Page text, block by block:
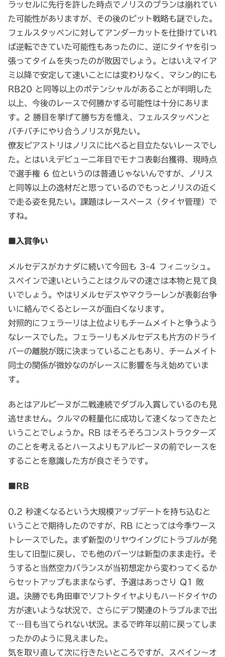
ラッセルに先行を許した時点でノリスのプランは崩れてい
た可能性がありますが、その後のピット戦略も謎でした。
フェルスタッペンに対してアンダーカットを仕掛けていれ
ば逆転できていた可能性もあったのに、逆にタイヤを引っ
張ってタイムを失ったのが敗因でしょう。とはいえマイア
ミ以降で安定して速いことには変わりなく、マシン的にも
RB20 と同等以上のポテンシャルがあることが判明した
以上、今後のレースで何勝かする可能性は十分にありま
す。2 勝目を挙げて勝ち方を憶え、フェルスタッペンと
バチバチにやり合うノリスが見たい。
僚友ピアストリはノリスに比べると目立たないレースでし
た。とはいえデビュー二年目でモナコ表彰台獲得、現時点
で選手権 6 位というのは普通じゃないんですが、ノリス
と同等以上の逸材だと思っているのでもっとノリスの近く
で走る姿を見たい。課題はレースペース（タイヤ管理）で
すね。
■入賞争い
メルセデスがカナダに続いて今回も 3-4 フィニッシュ。
スペインで速いということはクルマの速さは本物と見て良
いでしょう。やはりメルセデスやマクラーレンが表彰台争
いに絡んでくるとレースが面白くなります。
対照的にフェラーリは上位よりもチームメイトと争うよう
なレースでした。フェラーリもメルセデスも片方のドライ
バーの離脱が既に決まっていることもあり、チームメイト
同士の関係が微妙なのがレースに影響を与え始めていま
す。
あとはアルピーヌが二戦連続でダブル入賞しているのも見
逃せません。クルマの軽量化に成功して速くなってきたと
いうことでしょうか。RB はそろそろコンストラクターズ
のことを考えるとハースよりもアルピーヌの前でレースを
することを意識した方が良さそうです。
■RB
0.2 秒速くなるという大規模アップデートを持ち込むと
いうことで期待したのですが、RB にとっては今季ワース
トレースでした。まず新型のリヤウイングにトラブルが発
生して旧型に戻し、でも他のパーツは新型のまま走行。そ
うすると当然空力バランスが当初想定から変わってくるか
らセットアップもままならず、予選はあっさり Q1 敗
退。決勝でも角田車でソフトタイヤよりもハードタイヤの
方が速いような状況で、さらにデフ関連のトラブルまで出
て…目も当てられない状況。まるで昨年以前に戻ってしま
ったかのように見えました。
気を取り直して次に行きたいところですが、スペイン～オ